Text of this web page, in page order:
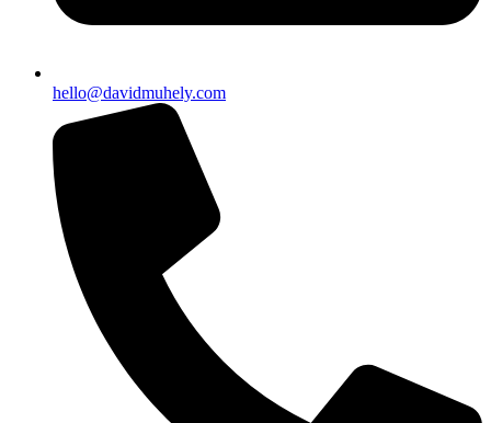
hello@davidmuhely.com